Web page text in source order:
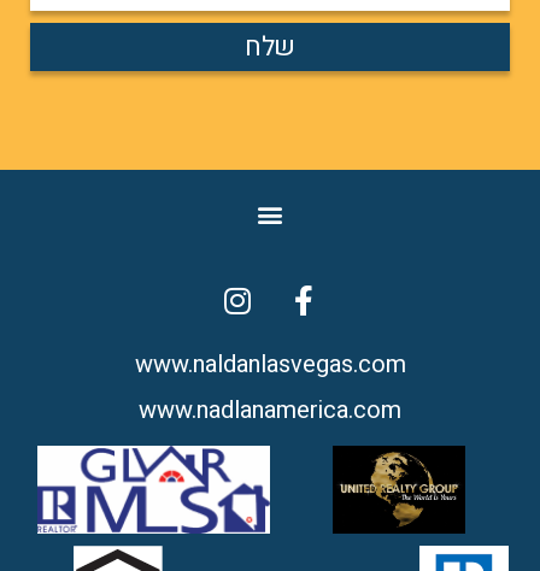
שלח
www.naldanlasvegas.com​
www.nadlanamerica.com